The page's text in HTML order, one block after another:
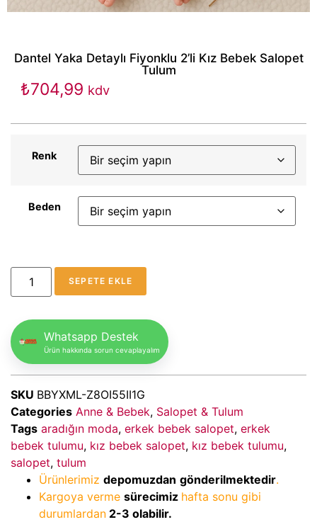
Dantel Yaka Detaylı Fiyonklu 2’li Kız Bebek Salopet
Tulum
₺704,99 kdv
Renk
Beden
SEPETE EKLE
Whatsapp Destek
Ürün hakkında sorun cevaplayalım
SKU BBYXML-Z8OI55II1G
Categories Anne & Bebek, Salopet & Tulum
Tags aradığın moda, erkek bebek salopet, erkek
bebek tulumu, kız bebek salopet, kız bebek tulumu,
salopet, tulum
Ürünlerimiz depomuzdan gönderilmektedir.
Kargoya verme sürecimiz hafta sonu gibi
durumlardan 2-3 olabilir.